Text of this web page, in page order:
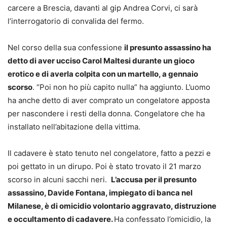
carcere a Brescia, davanti al gip Andrea Corvi, ci sarà
l’interrogatorio di convalida del fermo.
Nel corso della sua confessione il presunto assassino ha
detto di aver ucciso Carol Maltesi durante un gioco
erotico e di averla colpita con un martello, a gennaio
scorso. “Poi non ho più capito nulla” ha aggiunto. L’uomo
ha anche detto di aver comprato un congelatore apposta
per nascondere i resti della donna. Congelatore che ha
installato nell’abitazione della vittima.
Il cadavere è stato tenuto nel congelatore, fatto a pezzi e
poi gettato in un dirupo. Poi è stato trovato il 21 marzo
scorso in alcuni sacchi neri. L’accusa per il presunto
assassino, Davide Fontana, impiegato di banca nel
Milanese, è di omicidio volontario aggravato, distruzione
e occultamento di cadavere.Ha confessato l’omicidio, la